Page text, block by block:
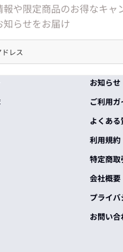
報や限定商品のお得なキャ
知らせをお届け
お知らせ
ご利用ガ
よくある
利用規約
特定商取
会社概要
プライ
お問い合